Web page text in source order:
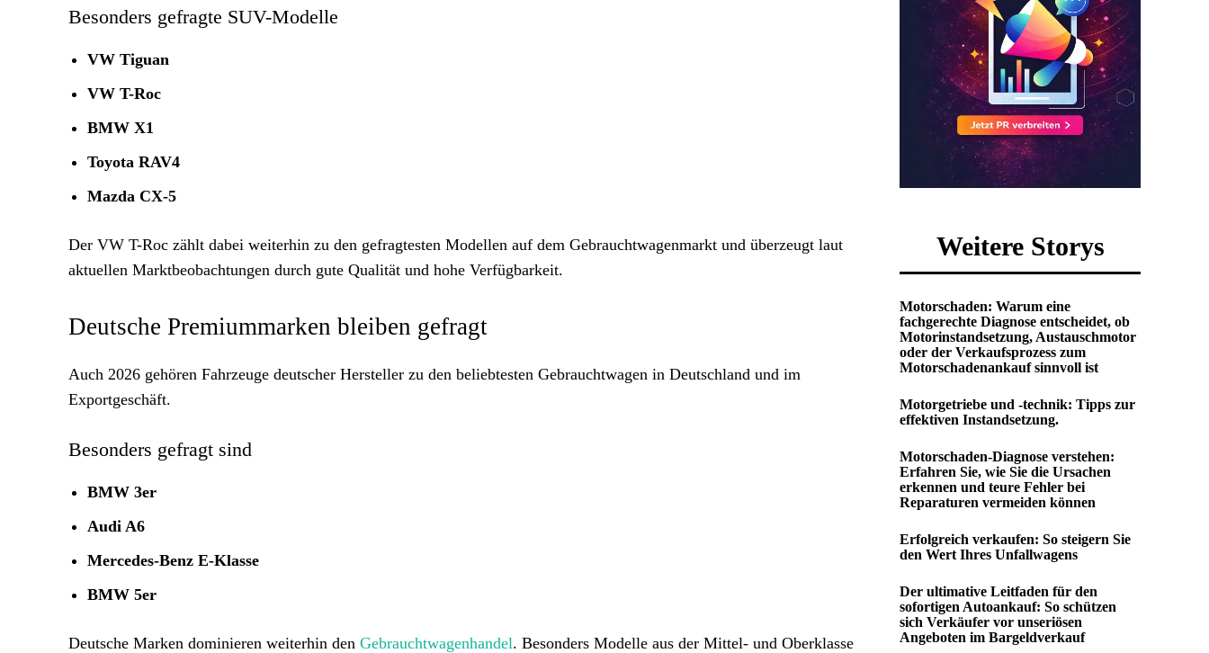
Besonders gefragte SUV-Modelle
VW Tiguan
VW T-Roc
BMW X1
Toyota RAV4
Mazda CX-5
Der VW T-Roc zählt dabei weiterhin zu den gefragtesten Modellen auf dem Gebrauchtwagenmarkt und überzeugt laut
aktuellen Marktbeobachtungen durch gute Qualität und hohe Verfügbarkeit.
Deutsche Premiummarken bleiben gefragt
Auch 2026 gehören Fahrzeuge deutscher Hersteller zu den beliebtesten Gebrauchtwagen in Deutschland und im
Exportgeschäft.
Besonders gefragt sind
BMW 3er
Audi A6
Mercedes-Benz E-Klasse
BMW 5er
Deutsche Marken dominieren weiterhin den Gebrauchtwagenhandel. Besonders Modelle aus der Mittel- und Oberklasse
Weitere Storys
Motorschaden: Warum eine
fachgerechte Diagnose entscheidet, ob
Motorinstandsetzung, Austauschmotor
oder der Verkaufsprozess zum
Motorschadenankauf sinnvoll ist
Motorgetriebe und -technik: Tipps zur
effektiven Instandsetzung.
Motorschaden-Diagnose verstehen:
Erfahren Sie, wie Sie die Ursachen
erkennen und teure Fehler bei
Reparaturen vermeiden können
Erfolgreich verkaufen: So steigern Sie
den Wert Ihres Unfallwagens
Der ultimative Leitfaden für den
sofortigen Autoankauf: So schützen
sich Verkäufer vor unseriösen
Angeboten im Bargeldverkauf